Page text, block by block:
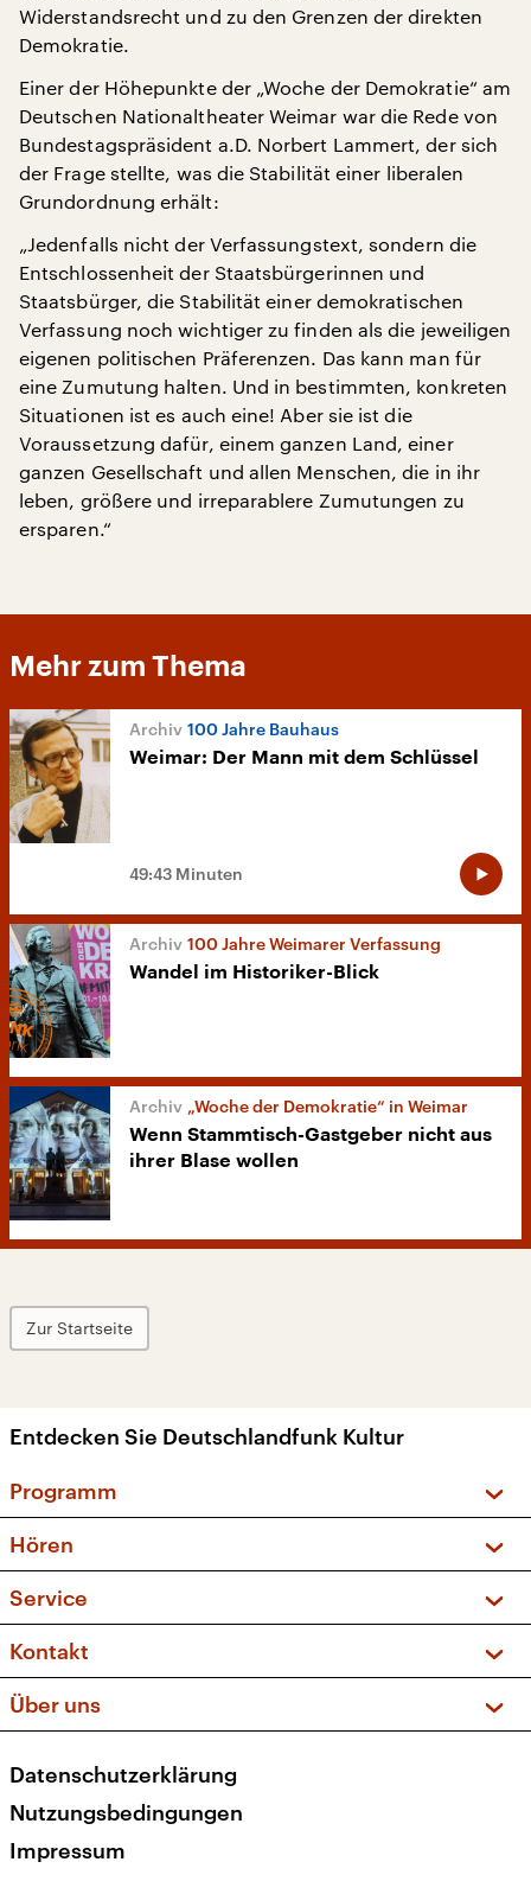
Widerstandsrecht und zu den Grenzen der direkten
Demokratie.
Einer der Höhepunkte der „Woche der Demokratie“ am
Deutschen Nationaltheater Weimar war die Rede von
Bundestagspräsident a.D. Norbert Lammert, der sich
der Frage stellte, was die Stabilität einer liberalen
Grundordnung erhält:
„Jedenfalls nicht der Verfassungstext, sondern die
Entschlossenheit der Staatsbürgerinnen und
Staatsbürger, die Stabilität einer demokratischen
Verfassung noch wichtiger zu finden als die jeweiligen
eigenen politischen Präferenzen. Das kann man für
eine Zumutung halten. Und in bestimmten, konkreten
Situationen ist es auch eine! Aber sie ist die
Voraussetzung dafür, einem ganzen Land, einer
ganzen Gesellschaft und allen Menschen, die in ihr
leben, größere und irreparablere Zumutungen zu
ersparen.“
Mehr zum Thema
100 Jahre Bauhaus
Weimar: Der Mann mit dem Schlüssel
49:43 Minuten
100 Jahre Weimarer Verfassung
Wandel im Historiker-Blick
„Woche der Demokratie“ in Weimar
Wenn Stammtisch-Gastgeber nicht aus
ihrer Blase wollen
Zur Startseite
Entdecken Sie Deutschlandfunk Kultur
Programm
Sendungen und Podcasts
Musikliste
Kakadu – Das Kinderprogramm
Hören
Frequenzen (UKW + DAB+)
Service
FAQ
Apps
Newsletter
Veranstaltungen
Kontakt
Social Media
Über uns
Presse
Karriere
Transparenz
Datenschutzerklärung
Nutzungsbedingungen
Impressum